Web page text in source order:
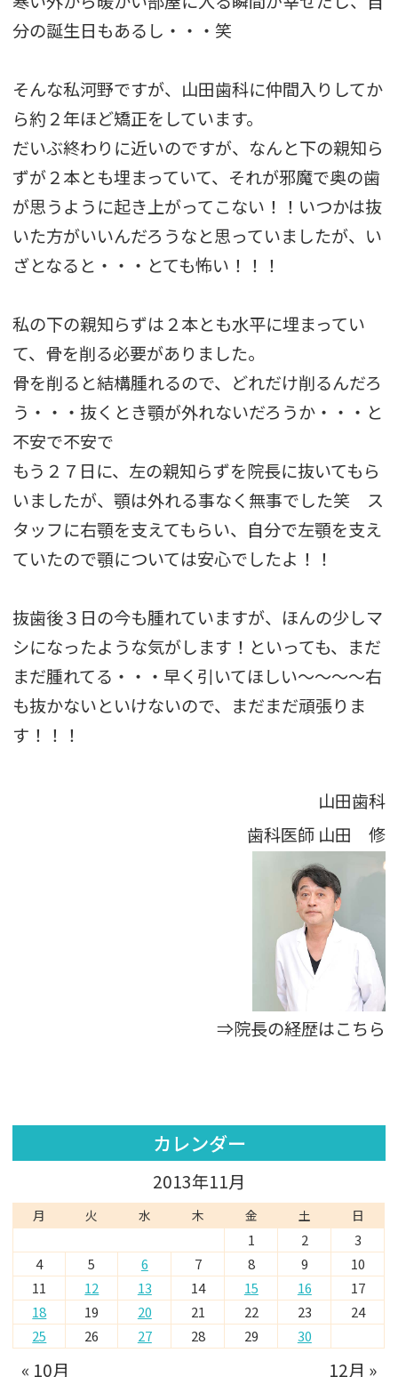
分の誕生日もあるし・・・笑
そんな私河野ですが、山田歯科に仲間入りしてか
ら約２年ほど矯正をしています。
だいぶ終わりに近いのですが、なんと下の親知ら
ずが２本とも埋まっていて、それが邪魔で奥の歯
が思うように起き上がってこない！！いつかは抜
いた方がいいんだろうなと思っていましたが、い
ざとなると・・・とても怖い！！！
私の下の親知らずは２本とも水平に埋まってい
て、骨を削る必要がありました。
骨を削ると結構腫れるので、どれだけ削るんだろ
う・・・抜くとき顎が外れないだろうか・・・と
不安で不安で
もう２７日に、左の親知らずを院長に抜いてもら
いましたが、顎は外れる事なく無事でした笑 ス
タッフに右顎を支えてもらい、自分で左顎を支え
ていたので顎については安心でしたよ！！
抜歯後３日の今も腫れていますが、ほんの少しマ
シになったような気がします！といっても、まだ
まだ腫れてる・・・早く引いてほしい〜〜〜〜右
も抜かないといけないので、まだまだ頑張りま
す！！！
山田歯科
歯科医師 山田 修
⇒院長の経歴はこちら
カレンダー
2013年11月
月 火 水 木 金 土 日
1 2
3
4
5 6 7 8 9
10
11
12 13 14 15 16
17
18
19 20 21 22 23
24
25
26 27 28 29 30
« 10月 12月 »